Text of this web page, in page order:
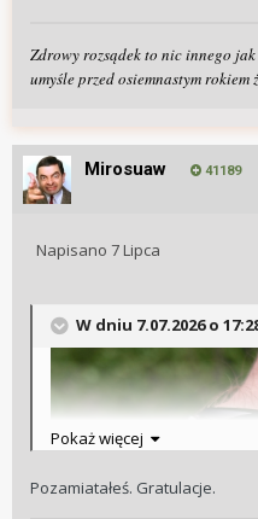
Zdrowy rozsądek to nic innego
umyśle przed osiemnastym rokiem
Mirosuaw 41189
Napisano 7 Lipca
W dniu 7.07.2026 o
Pokaż więcej
Pozamiatałeś. Gratulacje.